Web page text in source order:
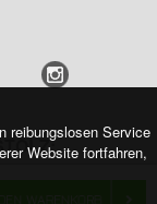
reibungslosen Service
Website fortfahren,